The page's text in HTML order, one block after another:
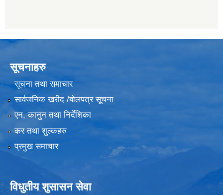
सूचनाहरु
सूचना तथा समाचार
सार्वजनिक खरीद /बोलपत्र सूचना
एन, कानुन तथा निर्देशिका
कर तथा शुल्कहरु
प्रमुख समाचार
विधुतीय शुसासन सेवा